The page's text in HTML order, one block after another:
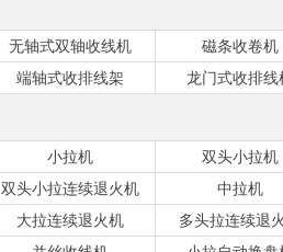
无轴式双轴收线机
磁条收卷机
端轴式收排线架 龙门式收排线
小拉机
双头小拉机
双头小拉连续退火机
中拉机
大拉连续退火机
多头拉连续退